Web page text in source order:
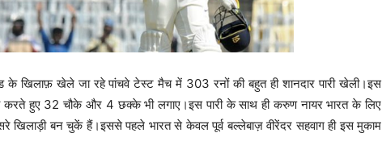
के खिलाफ़ खेले जा रहे पांचवे टेस्ट मैच में 303 रनों की बहुत ही शानदार पारी खेली।इस
करते हुए 32 चौके और 4 छक्के भी लगाए।इस पारी के साथ ही करुण नायर भारत के लिए
खिलाड़ी बन चुकें हैं।इससे पहले भारत से केवल पूर्व बल्लेबाज़ वीरेंदर सहवाग ही इस मुकाम